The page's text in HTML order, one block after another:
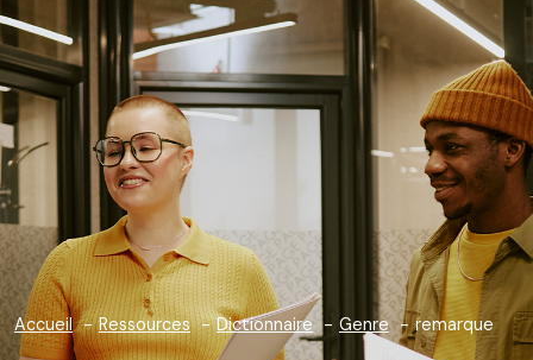
Accueil Ressources Dictionnaire Genre remarque